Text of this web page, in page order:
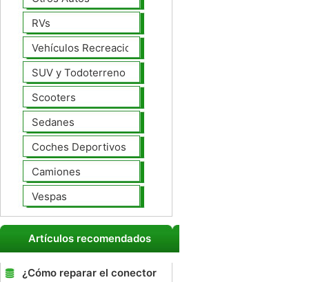
RVs
Vehículos Recreacionales
SUV y Todoterreno
Scooters
Sedanes
Coches Deportivos
Camiones
Vespas
Artículos recomendados
¿Cómo reparar el conector